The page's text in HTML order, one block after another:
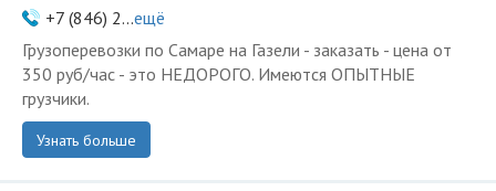
+7 (846) 2...ещё
Грузоперевозки по Самаре на Газели - заказать - цена от
350 руб/час - это НЕДОРОГО. Имеются ОПЫТНЫЕ
грузчики.
Узнать больше